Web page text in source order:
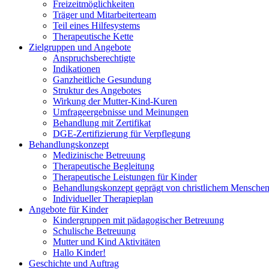
Freizeitmöglichkeiten
Träger und Mitarbeiterteam
Teil eines Hilfesystems
Therapeutische Kette
Zielgruppen und Angebote
Anspruchsberechtigte
Indikationen
Ganzheitliche Gesundung
Struktur des Angebotes
Wirkung der Mutter-Kind-Kuren
Umfrageergebnisse und Meinungen
Behandlung mit Zertifikat
DGE-Zertifizierung für Verpflegung
Behandlungskonzept
Medizinische Betreuung
Therapeutische Begleitung
Therapeutische Leistungen für Kinder
Behandlungskonzept geprägt von christlichem
Individueller Therapieplan
Angebote für Kinder
Kindergruppen mit pädagogischer Betreuung
Schulische Betreuung
Mutter und Kind Aktivitäten
Hallo Kinder!
Geschichte und Auftrag